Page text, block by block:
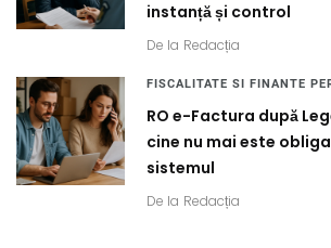
instanță și control
De la Redacția
FISCALITATE SI FINANTE
RO e-Factura după
cine nu mai este
sistemul
De la Redacția